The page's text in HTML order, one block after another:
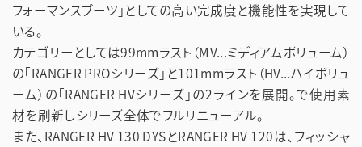
フォーマンスブーツ」としての高い完成度と機能性を実現して
いる。
カテゴリーとしては99mmラスト（MV...ミディアムボリューム）
の「RANGER PROシリーズ」と101mmラスト（HV...ハイボリュ
ーム）の「RANGER HVシリーズ」の2ラインを展開。で使用素
材を刷新しシリーズ全体でフルリニューアル。
また、RANGER HV 130 DYSとRANGER HV 120は、フィッシャ